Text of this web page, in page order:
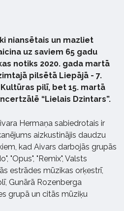
niansētais un mazliet
uz saviem 65 gadu
notiks 2020. gada martā
pilsētā Liepājā - 7.
pilī, bet 15. martā
“Lielais Dzintars”.
Hermaņa sabiedrotais ir
aizkustinājis daudzu
kad Aivars darbojās grupās
"Opus", "Remix", Valsts
estrādes mūzikas orķestrī,
Gunārā Rozenberga
grupā un citās mūziķu